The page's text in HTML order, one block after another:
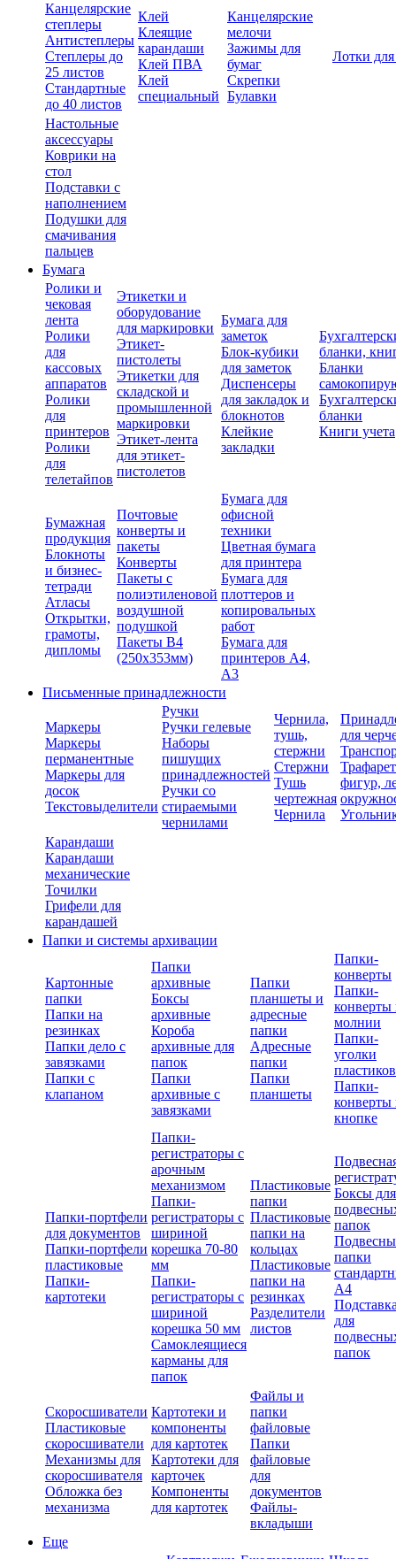
Канцелярские
степлеры
Антистеплеры
Степлеры до
25 листов
Стандартные
до 40 листов
Клей
Клеящие
карандаши
Клей ПВА
Клей
специальный
Канцелярские
мелочи
Зажимы для
бумаг
Скрепки
Булавки
Лотки
Настольные
аксессуары
Коврики на
стол
Подставки с
наполнением
Подушки для
смачивания
пальцев
Бумага
Ролики и
чековая
лента
Ролики
для
кассовых
аппаратов
Ролики
для
принтеров
Ролики
для
телетайпов
Этикетки и
оборудование
для маркировки
Этикет-
пистолеты
Этикетки для
складской и
промышленной
маркировки
Этикет-лента
для этикет-
пистолетов
Бумага для
заметок
Блок-кубики
для заметок
Диспенсеры
для закладок и
блокнотов
Клейкие
закладки
бланки,
Бланки
бланки
Книги учета
Бумажная
продукция
Блокноты
и бизнес-
тетради
Атласы
Открытки,
грамоты,
дипломы
Почтовые
конверты и
пакеты
Конверты
Пакеты с
полиэтиленовой
воздушной
подушкой
Пакеты В4
(250х353мм)
Бумага для
офисной
техники
Цветная бумага
для принтера
Бумага для
плоттеров и
копировальных
работ
Бумага для
принтеров А4,
А3
Письменные принадлежности
Маркеры
Маркеры
перманентные
Маркеры для
досок
Текстовыделители
Ручки
Ручки гелевые
Наборы
пишущих
принадлежностей
Ручки со
стираемыми
чернилами
Чернила,
тушь,
стержни
Стержни
Тушь
чертежная
Чернила
для
фигур,
Карандаши
Карандаши
механические
Точилки
Грифели для
карандашей
Папки и системы архивации
Картонные
папки
Папки на
резинках
Папки дело с
завязками
Папки с
клапаном
Папки
архивные
Боксы
архивные
Короба
архивные для
папок
Папки
архивные с
завязками
Папки
планшеты и
адресные
папки
Адресные
папки
Папки
планшеты
Папки-
конверты
Папки-
конверты
молнии
Папки-
уголки
Папки-
конверты
кнопке
Папки-портфели
для документов
Папки-портфели
пластиковые
Папки-
картотеки
Папки-
регистраторы с
арочным
механизмом
Папки-
регистраторы с
шириной
корешка 70-80
мм
Папки-
регистраторы с
шириной
корешка 50 мм
Самоклеящиеся
карманы для
папок
Пластиковые
папки
Пластиковые
папки на
кольцах
Пластиковые
папки на
резинках
Разделители
листов
Боксы для
папок
папки
А4
для
папок
Скоросшиватели
Пластиковые
скоросшиватели
Механизмы для
скоросшивателя
Обложка без
механизма
Картотеки и
компоненты
для картотек
Картотеки для
карточек
Компоненты
для картотек
Файлы и
папки
файловые
Папки
файловые
для
документов
Файлы-
вкладыши
Еще